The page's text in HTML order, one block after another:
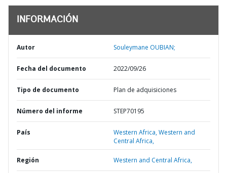
INFORMACIÓN
Autor Souleymane OUBIAN;
Fecha del documento 2022/09/26
Tipo de documento Plan de adquisiciones
Número del informe STEP70195
País Western Africa,Western and
Central Africa,
Región Western and Central Africa,